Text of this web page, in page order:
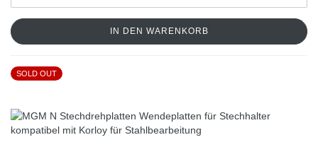
IN DEN WARENKORB
SOLD OUT